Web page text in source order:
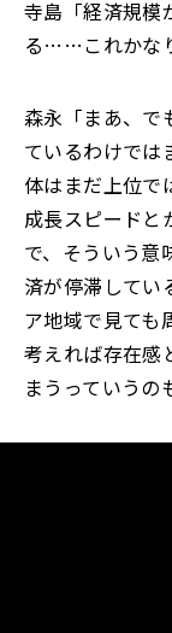
寺島「経済規模
る……これかな
森永「まあ、で
ているわけでは
体はまだ上位で
成長スピードと
で、そういう意
済が停滞してい
ア地域で見ても
考えれば存在感
まうっていうの